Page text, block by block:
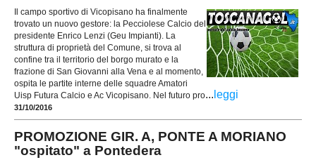
Il campo sportivo di Vicopisano ha finalmente
trovato un nuovo gestore: la Pecciolese Calcio del
presidente Enrico Lenzi (Geu Impianti). La
struttura di proprietà del Comune, si trova al
confine tra il territorio del borgo murato e la
frazione di San Giovanni alla Vena e al momento,
ospita le partite interne delle squadre Amatori
Uisp Futura Calcio e Ac Vicopisano. Nel futuro pro... leggi
31/10/2016
PROMOZIONE GIR. A, PONTE A MORIANO
"ospitato" a Pontedera